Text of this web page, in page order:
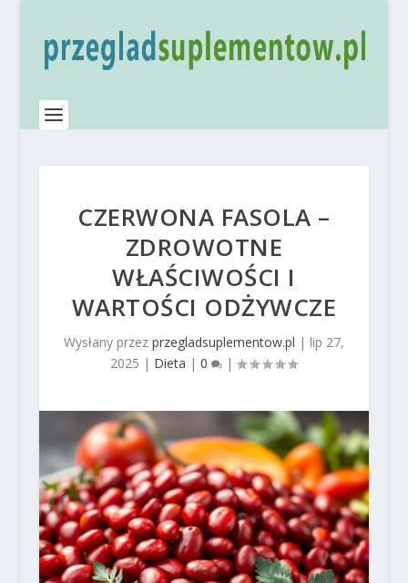
CZERWONA FASOLA –
ZDROWOTNE
WŁAŚCIWOŚCI I
WARTOŚCI ODŻYWCZE
Wysłany przez przegladsuplementow.pl | lip 27,
2025 | Dieta |0 |